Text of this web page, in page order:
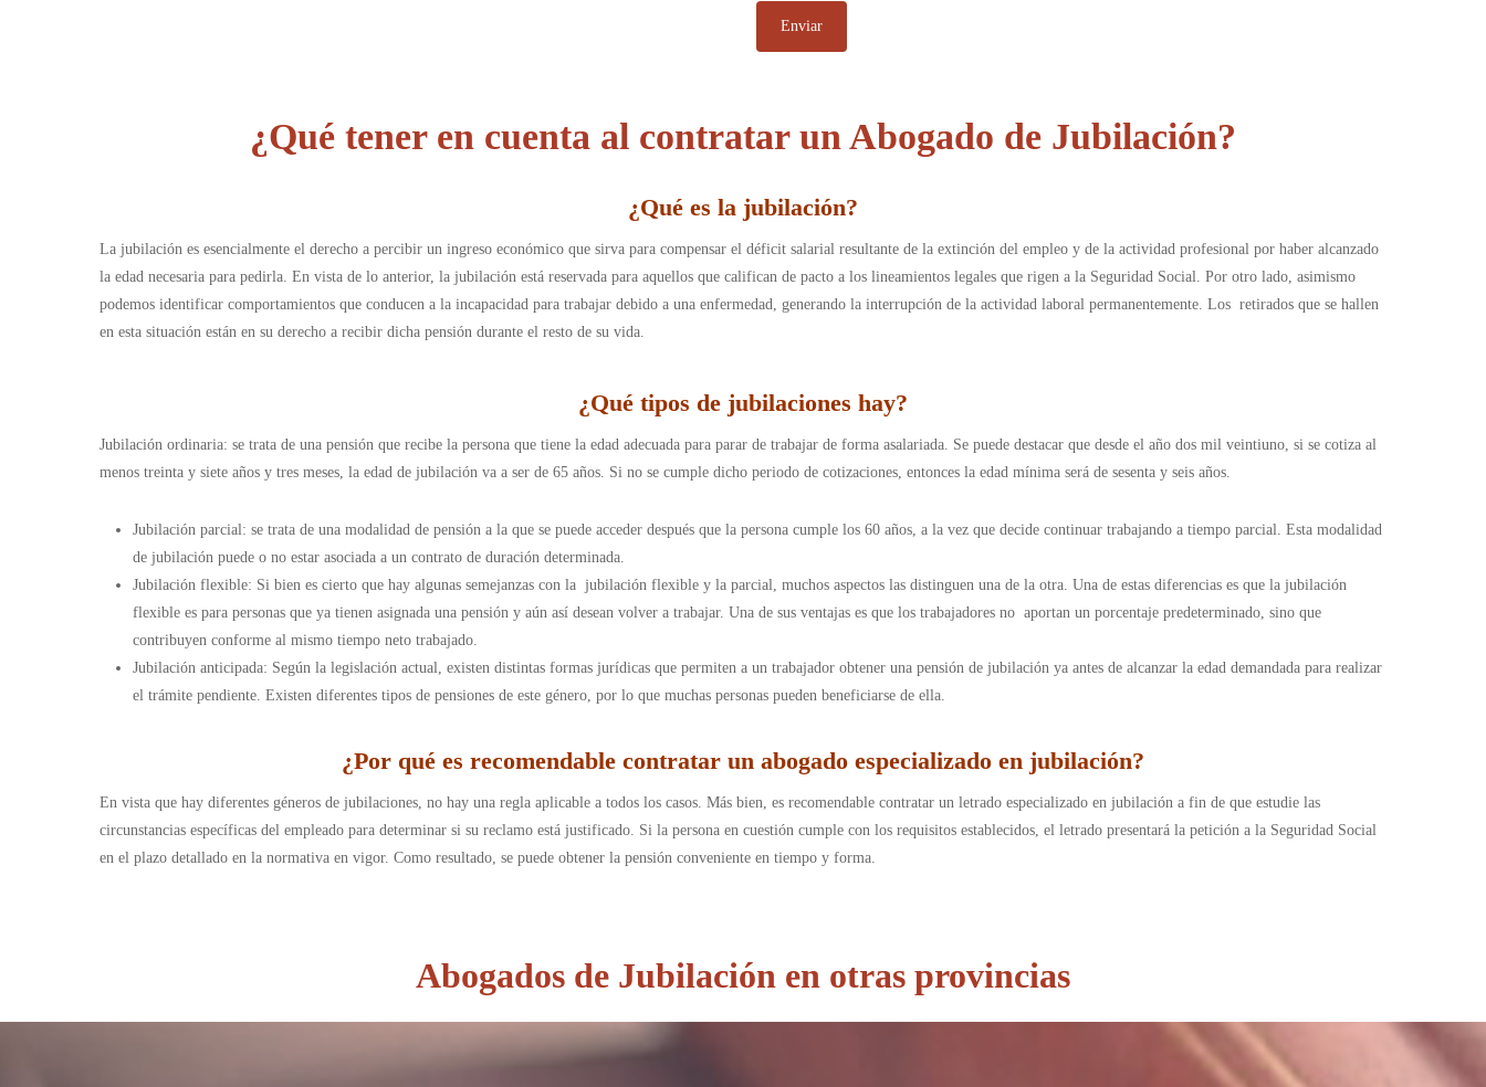
¿Qué tener en cuenta al contratar un Abogado de Jubilación?
¿Qué es la jubilación?
La jubilación es esencialmente el derecho a percibir un ingreso económico que sirva para compensar el déficit salarial resultante de la extinción del empleo y de la actividad profesional por haber alcanzado
la edad necesaria para pedirla. En vista de lo anterior, la jubilación está reservada para aquellos que califican de pacto a los lineamientos legales que rigen a la Seguridad Social. Por otro lado, asimismo
podemos identificar comportamientos que conducen a la incapacidad para trabajar debido a una enfermedad, generando la interrupción de la actividad laboral permanentemente. Los retirados que se hallen
en esta situación están en su derecho a recibir dicha pensión durante el resto de su vida.
¿Qué tipos de jubilaciones hay?
Jubilación ordinaria: se trata de una pensión que recibe la persona que tiene la edad adecuada para parar de trabajar de forma asalariada. Se puede destacar que desde el año dos mil veintiuno, si se cotiza al
menos treinta y siete años y tres meses, la edad de jubilación va a ser de 65 años. Si no se cumple dicho periodo de cotizaciones, entonces la edad mínima será de sesenta y seis años.
Jubilación parcial: se trata de una modalidad de pensión a la que se puede acceder después que la persona cumple los 60 años, a la vez que decide continuar trabajando a tiempo parcial. Esta modalidad
de jubilación puede o no estar asociada a un contrato de duración determinada.
Jubilación flexible: Si bien es cierto que hay algunas semejanzas con la jubilación flexible y la parcial, muchos aspectos las distinguen una de la otra. Una de estas diferencias es que la jubilación
flexible es para personas que ya tienen asignada una pensión y aún así desean volver a trabajar. Una de sus ventajas es que los trabajadores no aportan un porcentaje predeterminado, sino que
contribuyen conforme al mismo tiempo neto trabajado.
Jubilación anticipada: Según la legislación actual, existen distintas formas jurídicas que permiten a un trabajador obtener una pensión de jubilación ya antes de alcanzar la edad demandada para realizar
el trámite pendiente. Existen diferentes tipos de pensiones de este género, por lo que muchas personas pueden beneficiarse de ella.
¿Por qué es recomendable contratar un abogado especializado en jubilación?
En vista que hay diferentes géneros de jubilaciones, no hay una regla aplicable a todos los casos. Más bien, es recomendable contratar un letrado especializado en jubilación a fin de que estudie las
circunstancias específicas del empleado para determinar si su reclamo está justificado. Si la persona en cuestión cumple con los requisitos establecidos, el letrado presentará la petición a la Seguridad Social
en el plazo detallado en la normativa en vigor. Como resultado, se puede obtener la pensión conveniente en tiempo y forma.
Abogados de Jubilación en otras provincias